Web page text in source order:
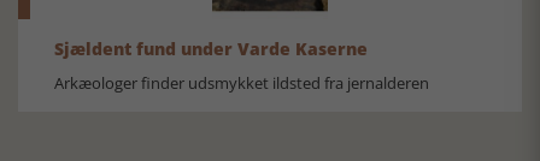
Sjældent fund under Varde Kaserne
Arkæologer finder udsmykket ildsted fra jernalderen